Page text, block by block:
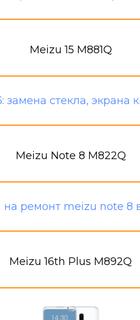
Meizu 15 M881Q
Meizu Note 8 M822Q
Meizu 16th Plus M892Q